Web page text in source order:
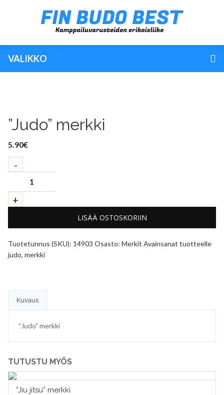
VALIKKO
”Judo” merkki
5.90€
LISÄÄ OSTOSKORIIN
Tuotetunnus (SKU): 14903 Osasto: Merkit Avainsanat tuotteelle
judo, merkki
Kuvaus
”Judo” merkki
TUTUSTU MYÖS
”Jiu jitsu” merkki